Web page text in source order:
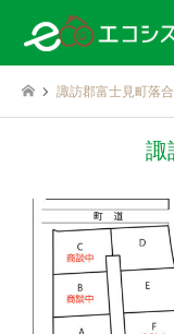
諏訪郡富士見町落合
諏